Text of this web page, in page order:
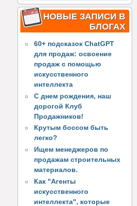
НОВЫЕ ЗАПИСИ В
БЛОГАХ
60+ подсказок ChatGPT
для продаж: освоение
продаж с помощью
искусственного
интеллекта
С днем рождения, наш
дорогой Клуб
Продажников!
Крутым боссом быть
легко?
Ищем менеджеров по
продажам строительных
материалов.
Как "Агенты
искусственного
интеллекта", которые